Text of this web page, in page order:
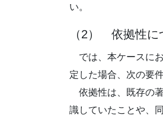
い。
（2） 依拠性に
では、本ケースに
定した場合、次の要
依拠性は、既存の
識していたことや、